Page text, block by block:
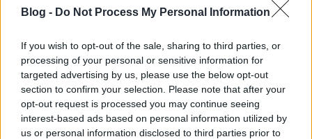
Blog - Do Not Process My Personal Information
If you wish to opt-out of the sale, sharing to third parties, or
processing of your personal or sensitive information for
targeted advertising by us, please use the below opt-out
section to confirm your selection. Please note that after your
opt-out request is processed you may continue seeing
interest-based ads based on personal information utilized by
us or personal information disclosed to third parties prior to